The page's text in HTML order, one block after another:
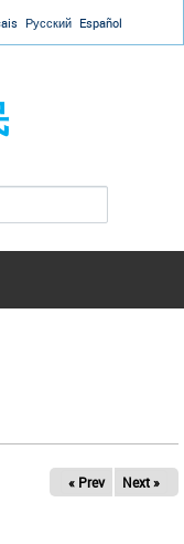
Русский Español
« Prev Next »